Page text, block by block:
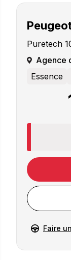
Puretech
Agence
Essence
Faire